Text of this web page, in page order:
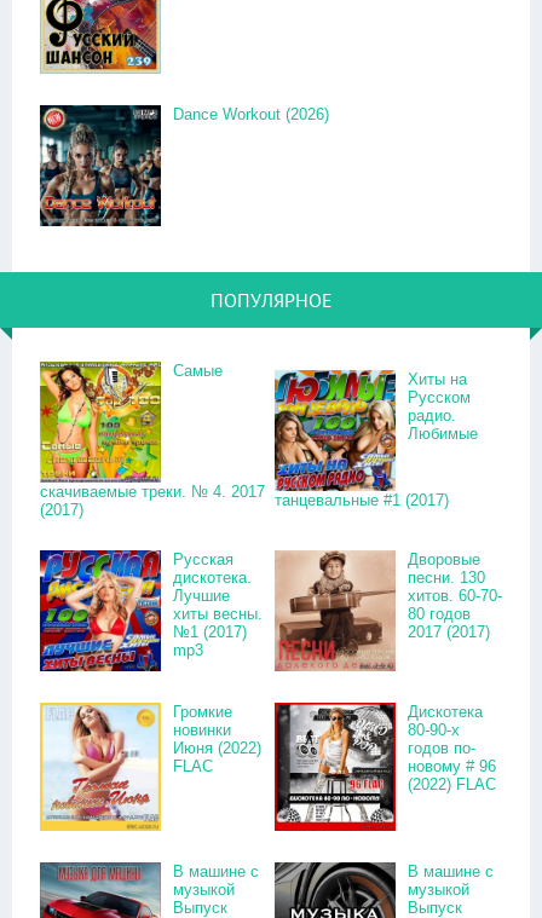
Dance Workout (2026)
ПОПУЛЯРНОЕ
Самые
скачиваемые треки. № 4. 2017
(2017)
Хиты на
Русском
радио.
Любимые
танцевальные #1 (2017)
Русская
дискотека.
Лучшие
хиты весны.
№1 (2017)
mp3
Дворовые
песни. 130
хитов. 60-70-
80 годов
2017 (2017)
Громкие
новинки
Июня (2022)
FLAC
Дискотека
80-90-х
годов по-
новому # 96
(2022) FLAC
В машине с
музыкой
Выпуск
В машине с
музыкой
Выпуск